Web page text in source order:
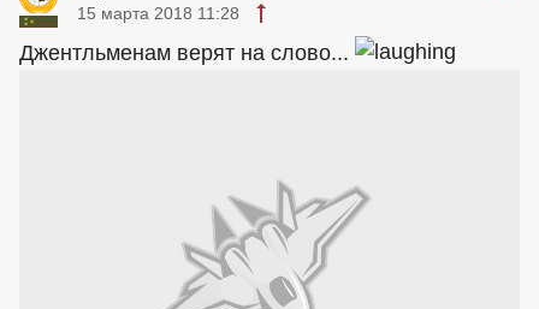
15 марта 2018 11:28
Джентльменам верят на слово...